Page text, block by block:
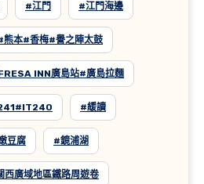
#江門 #江門海邊
熊本#香梅#譽之陣太鼓
INN廣島站#廣島拉麵
#緩讀
豆腐 #鏡浦湖
西廣域地區鐵路周遊卷